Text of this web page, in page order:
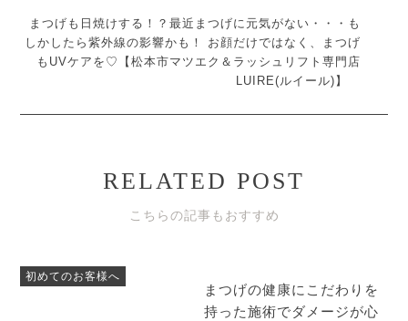
まつげも日焼けする！？最近まつげに元気がない・・・も
しかしたら紫外線の影響かも！ お顔だけではなく、まつげ
もUVケアを♡【松本市マツエク＆ラッシュリフト専門店
LUIRE(ルイール)】
RELATED POST
こちらの記事もおすすめ
初めてのお客様へ
まつげの健康にこだわりを
持った施術でダメージが心